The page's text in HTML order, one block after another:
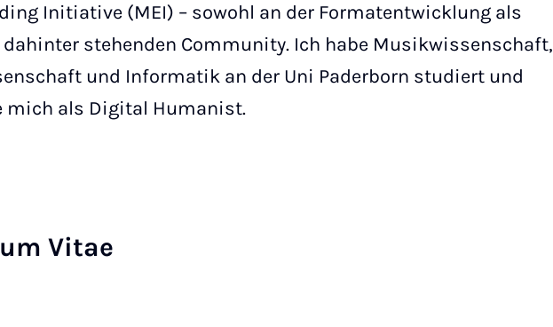
Initiative (MEI) – sowohl an der Formatentwicklung als
dahinter stehenden Community. Ich habe Musikwissenschaft,
und Informatik an der Uni Paderborn studiert und
mich als Digital Humanist.
Vitae